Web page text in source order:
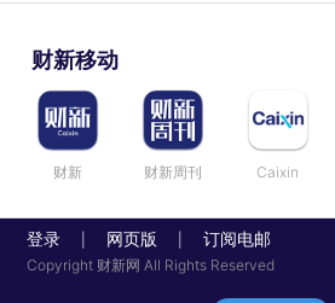
财新移动
财新 财新周刊 Caixin
登录 网页版 订阅电邮
Copyright 财新网 All Rights Reserved